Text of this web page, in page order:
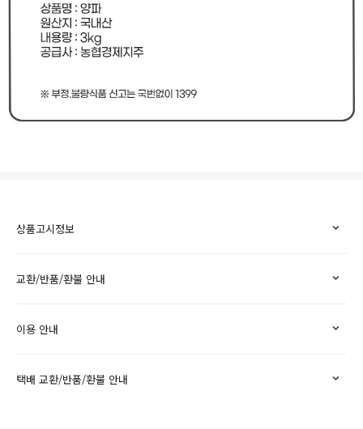
상품고시정보
교환/반품/환불 안내
이용 안내
택배 교환/반품/환불 안내